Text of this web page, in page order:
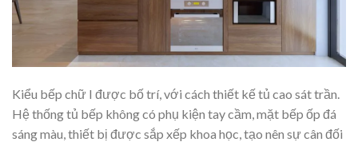
Kiểu bếp chữ I được bố trí, với cách thiết kế tủ cao sát trần.
Hệ thống tủ bếp không có phụ kiện tay cầm, mặt bếp ốp đá
sáng màu, thiết bị được sắp xếp khoa học, tạo nên sự cân đối